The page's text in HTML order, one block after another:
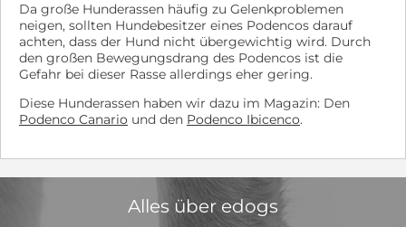
Da große Hunderassen häufig zu Gelenkproblemen
neigen, sollten Hundebesitzer eines Podencos darauf
achten, dass der Hund nicht übergewichtig wird. Durch
den großen Bewegungsdrang des Podencos ist die
Gefahr bei dieser Rasse allerdings eher gering.
Diese Hunderassen haben wir dazu im Magazin: Den
Podenco Canario und den Podenco Ibicenco.
Alles über edogs